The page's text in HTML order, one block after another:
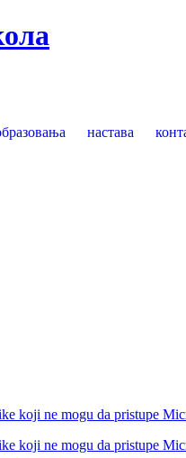
настава
koji ne mogu da pristupe
koji ne mogu da pristupe